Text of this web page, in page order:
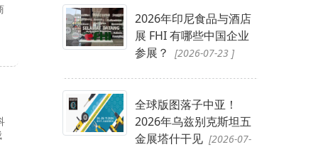
2026年印尼食品与酒店
展 FHI 有哪些中国企业
参展？
[2026-07-23 ]
全球版图落子中亚！
2026年乌兹别克斯坦五
金展塔什干见 [2026-07-